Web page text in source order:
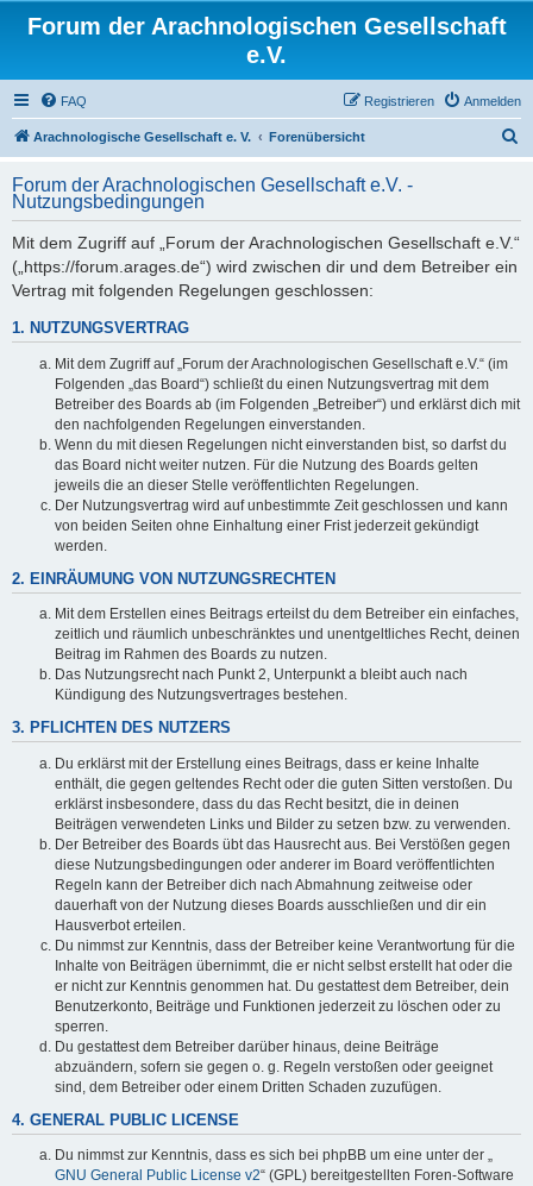
Forum der Arachnologischen Gesellschaft
e.V.
FAQ Anmelden
Registrieren
Arachnologische Gesellschaft e. V. Forenübersicht
h
Forum der Arachnologischen Gesellschaft e.V. -
Nutzungsbedingungen
Mit dem Zugriff auf „Forum der Arachnologischen Gesellschaft e.V.“
(„https://forum.arages.de“) wird zwischen dir und dem Betreiber ein
Vertrag mit folgenden Regelungen geschlossen:
1. NUTZUNGSVERTRAG
Mit dem Zugriff auf „Forum der Arachnologischen Gesellschaft e.V.“ (im
Folgenden „das Board“) schließt du einen Nutzungsvertrag mit dem
Betreiber des Boards ab (im Folgenden „Betreiber“) und erklärst dich mit
den nachfolgenden Regelungen einverstanden.
Wenn du mit diesen Regelungen nicht einverstanden bist, so darfst du
das Board nicht weiter nutzen. Für die Nutzung des Boards gelten
jeweils die an dieser Stelle veröffentlichten Regelungen.
Der Nutzungsvertrag wird auf unbestimmte Zeit geschlossen und kann
von beiden Seiten ohne Einhaltung einer Frist jederzeit gekündigt
werden.
2. EINRÄUMUNG VON NUTZUNGSRECHTEN
Mit dem Erstellen eines Beitrags erteilst du dem Betreiber ein einfaches,
zeitlich und räumlich unbeschränktes und unentgeltliches Recht, deinen
Beitrag im Rahmen des Boards zu nutzen.
Das Nutzungsrecht nach Punkt 2, Unterpunkt a bleibt auch nach
Kündigung des Nutzungsvertrages bestehen.
3. PFLICHTEN DES NUTZERS
Du erklärst mit der Erstellung eines Beitrags, dass er keine Inhalte
enthält, die gegen geltendes Recht oder die guten Sitten verstoßen. Du
erklärst insbesondere, dass du das Recht besitzt, die in deinen
Beiträgen verwendeten Links und Bilder zu setzen bzw. zu verwenden.
Der Betreiber des Boards übt das Hausrecht aus. Bei Verstößen gegen
diese Nutzungsbedingungen oder anderer im Board veröffentlichten
Regeln kann der Betreiber dich nach Abmahnung zeitweise oder
dauerhaft von der Nutzung dieses Boards ausschließen und dir ein
Hausverbot erteilen.
Du nimmst zur Kenntnis, dass der Betreiber keine Verantwortung für die
Inhalte von Beiträgen übernimmt, die er nicht selbst erstellt hat oder die
er nicht zur Kenntnis genommen hat. Du gestattest dem Betreiber, dein
Benutzerkonto, Beiträge und Funktionen jederzeit zu löschen oder zu
sperren.
Du gestattest dem Betreiber darüber hinaus, deine Beiträge
abzuändern, sofern sie gegen o. g. Regeln verstoßen oder geeignet
sind, dem Betreiber oder einem Dritten Schaden zuzufügen.
4. GENERAL PUBLIC LICENSE
Du nimmst zur Kenntnis, dass es sich bei phpBB um eine unter der „
GNU General Public License v2“ (GPL) bereitgestellten Foren-Software